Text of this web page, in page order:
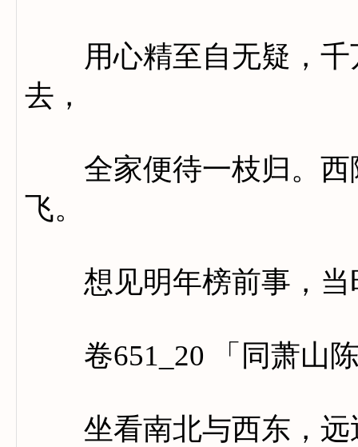
用心精至自无疑，千
去，
全家便待一枝归。西
飞。
想见明年榜前事，当
卷651_20 「同萧山陈
坐看南北与西东，远